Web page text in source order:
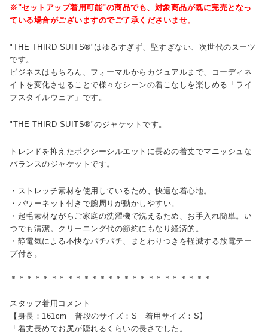
※"セットアップ着用可能"の商品でも、対象商品が既に完売となっ
ている場合がございますのでご了承くださいませ。
"THE THIRD SUITS®"はゆるすぎず、堅すぎない、次世代のスーツ
です。
ビジネスはもちろん、フォーマルからカジュアルまで、コーディネ
イトを変化させることで様々なシーンの着こなしを楽しめる「ライ
フスタイルウェア」です。
"THE THIRD SUITS®"のジャケットです。
トレンドを抑えたボクシーシルエットに長めの着丈でマニッシュな
バランスのジャケットです。
・ストレッチ素材を使用しているため、快適な着心地。
・パワーネット付きで腕周りが動かしやすい。
・起毛素材ながらご家庭の洗濯機で洗えるため、お手入れ簡単。い
つでも清潔。クリーニング代の節約にもなり経済的。
・静電気による不快なパチパチ、まとわりつきを軽減する放電テー
プ付き。
＊＊＊＊＊＊＊＊＊＊＊＊＊＊＊＊＊＊＊＊＊＊＊＊＊
スタッフ着用コメント
【身長：161cm 普段のサイズ：S 着用サイズ：S】
「着丈長めでお尻が隠れるくらいの長さでした。